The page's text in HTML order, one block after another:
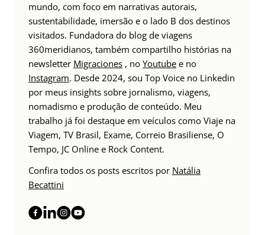
mundo, com foco em narrativas autorais,
sustentabilidade, imersão e o lado B dos destinos
visitados. Fundadora do blog de viagens
360meridianos, também compartilho histórias na
newsletter Migraciones , no Youtube e no
Instagram. Desde 2024, sou Top Voice no Linkedin
por meus insights sobre jornalismo, viagens,
nomadismo e produção de conteúdo. Meu
trabalho já foi destaque em veículos como Viaje na
Viagem, TV Brasil, Exame, Correio Brasiliense, O
Tempo, JC Online e Rock Content.
Confira todos os posts escritos por Natália
Becattini